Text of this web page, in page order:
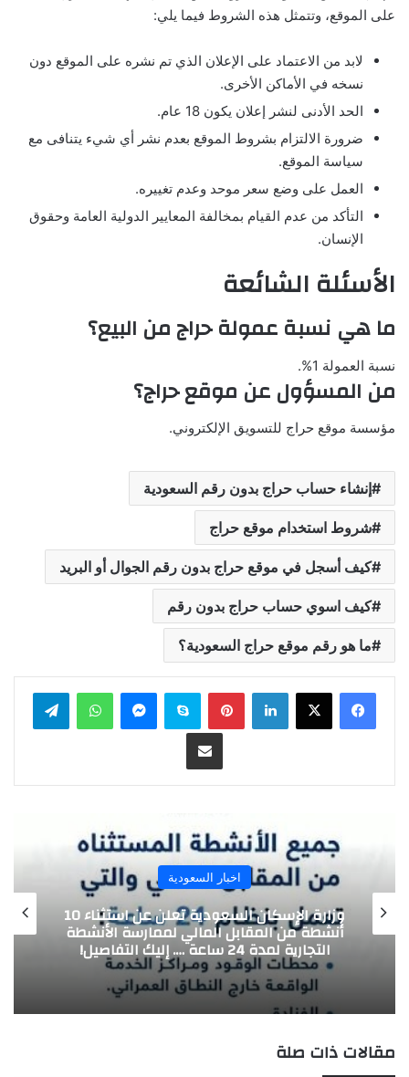
على الموقع، وتتمثل هذه الشروط فيما يلي:
لابد من الاعتماد على الإعلان الذي تم نشره على الموقع دون
نسخه في الأماكن الأخرى.
الحد الأدنى لنشر إعلان يكون 18 عام.
ضرورة الالتزام بشروط الموقع بعدم نشر أي شيء يتنافى مع
سياسة الموقع.
العمل على وضع سعر موحد وعدم تغييره.
التأكد من عدم القيام بمخالفة المعايير الدولية العامة وحقوق
الإنسان.
الأسئلة الشائعة
ما هي نسبة عمولة حراج من البيع؟
نسبة العمولة 1%.
من المسؤول عن موقع حراج؟
مؤسسة موقع حراج للتسويق الإلكتروني.
إنشاء حساب حراج بدون رقم السعودية
شروط استخدام موقع حراج
كيف أسجل في موقع حراج بدون رقم الجوال أو البريد
كيف اسوي حساب حراج بدون رقم
ما هو رقم موقع حراج السعودية؟
لينكدإن بينتيريستسكايب ماسنجر واتساب تيلقرام
مشاركة عبر البريد
اخبار السعودية
وزارة الإسكان السعودية تعلن عن استثناء 10
أنشطة من المقابل المالي لممارسة الأنشطة
التجارية لمدة 24 ساعة …. إليك التفاصيل!
مقالات ذات صلة